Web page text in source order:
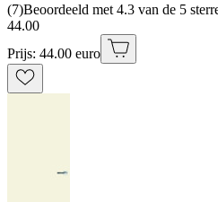
(7)Beoordeeld met 4.3 van de 5
44.00
Prijs: 44.00 euro